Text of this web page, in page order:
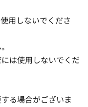
用しないでくださ
は使用しないでくだ
る場合がございま